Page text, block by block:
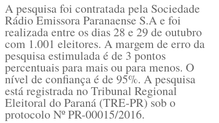
A pesquisa foi contratada pela Sociedade
Rádio Emissora Paranaense S.A e foi
realizada entre os dias 28 e 29 de outubro
com 1.001 eleitores. A margem de erro da
pesquisa estimulada é de 3 pontos
percentuais para mais ou para menos. O
nível de confiança é de 95%. A pesquisa
está registrada no Tribunal Regional
Eleitoral do Paraná (TRE-PR) sob o
protocolo Nº PR-00015/2016.